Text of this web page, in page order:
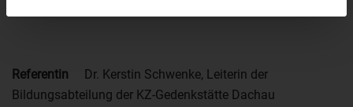
Referentin Dr. Kerstin Schwenke, Leiterin der
Bildungsabteilung der KZ-Gedenkstätte Dachau